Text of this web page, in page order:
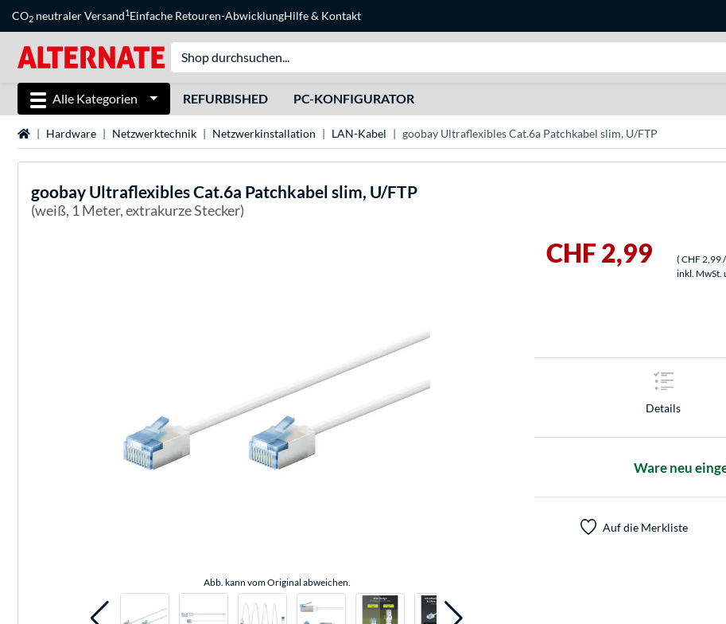
CO2 neutraler Versand1Einfache Retouren-AbwicklungHilfe& Kontakt
Alle Kategorien REFURBISHED PC-KONFIGURATOR
StartseiteHardware Netzwerktechnik Netzwerkinstallation LAN-Kabel goobay Ultraflexibles Cat.6a Patchkabel slim, U/FTP
goobay Ultraflexibles Cat.6a Patchkabel slim, U/FTP
(weiß, 1 Meter, extrakurze Stecker)
Abb. kann vom Original abweichen.
CHF 2,99 ( CHF 2,99
inkl. MwSt.
Details
Ware neu
Auf die Merkliste